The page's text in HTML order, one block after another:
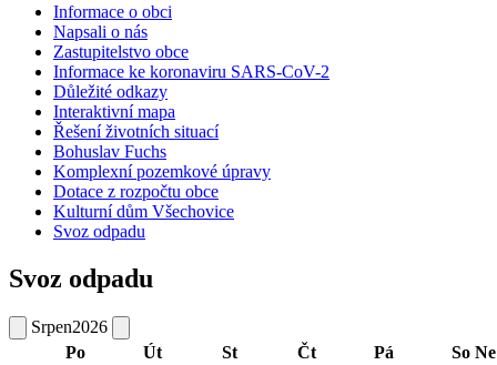
Informace o obci
Napsali o nás
Zastupitelstvo obce
Informace ke koronaviru SARS-CoV-2
Důležité odkazy
Interaktivní mapa
Řešení životních situací
Bohuslav Fuchs
Komplexní pozemkové úpravy
Dotace z rozpočtu obce
Kulturní dům Všechovice
Svoz odpadu
Svoz odpadu
Srpen2026
Po
Út St Čt Pá So Ne